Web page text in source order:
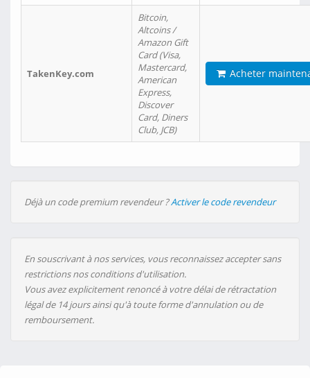
TakenKey.com
Bitcoin,
Altcoins /
Amazon Gift
Card (Visa,
Mastercard,
American
Express,
Discover
Card, Diners
Club, JCB)
Acheter
Déjà un code premium revendeur ?Activer le code revendeur
En souscrivant à nos services, vous reconnaissez accepter sans
restrictions nos conditions d'utilisation.
Vous avez explicitement renoncé à votre délai de rétractation
légal de 14 jours ainsi qu'à toute forme d'annulation ou de
remboursement.